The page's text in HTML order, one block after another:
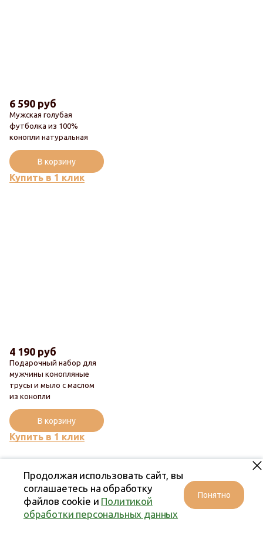
Популярный
Мужская голубая
футболка из 100%
конопли натуральная
6 590 руб
Купить в 1 клик
В корзину
Новинка
Популярный
Подарочный набор для
мужчины конопляные
трусы и мыло с маслом
из конопли
4 190 руб
Купить в 1 клик
В корзину
Продолжая использовать сайт, вы
соглашаетесь на обработку
файлов cookie и Политикой
обработки персональных данных
Понятно